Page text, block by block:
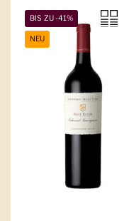
BIS ZU -41%
NEU